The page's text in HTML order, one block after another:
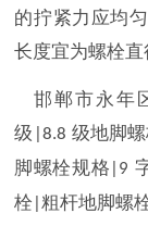
的拧紧力应均
长度宜为螺栓直
邯郸市永年
级 |8.8 级地脚
脚螺栓规格 |9
栓 |粗杆地脚螺